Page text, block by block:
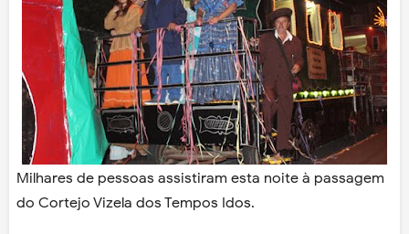
Milhares de pessoas assistiram esta noite à passagem
do Cortejo Vizela dos Tempos Idos.